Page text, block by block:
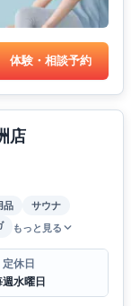
体験・相談予約
店
品
サウナ
もっと見る
定休日
週水曜日